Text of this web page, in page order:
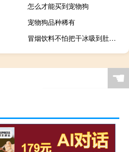
怎么才能买到宠物狗
宠物狗品种稀有
冒烟饮料不怕把干冰吸到肚子里吗（冒烟饮料）
☚